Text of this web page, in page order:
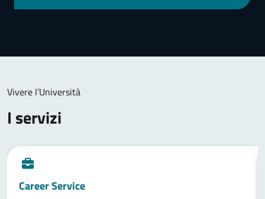
Vivere l’Università
I servizi
Career Service